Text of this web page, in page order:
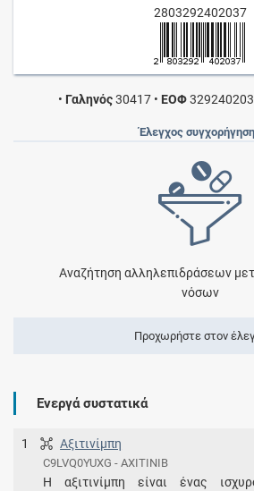
2803292402037
• Γαληνός30417 • ΕΟΦ329240203
Έλεγχος
Αναζήτηση αλληλεπιδράσεων
νόσων
Προχωρήστε στον
Ενεργά συστατικά
1 Αξιτινίμπη
C9LVQ0YUXG - AXITINIB
Η αξιτινίμπη είναι ένας